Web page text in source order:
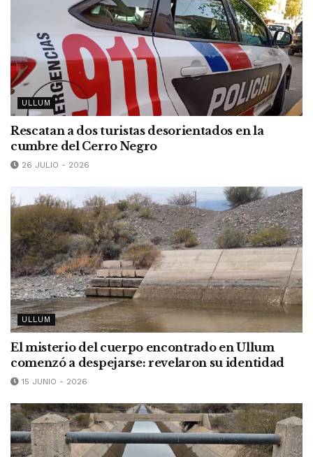
ULLUM
Rescatan a dos turistas desorientados en la
cumbre del Cerro Negro
26 JULIO - 2026
ULLUM
El misterio del cuerpo encontrado en Ullum
comenzó a despejarse: revelaron su identidad
15 JUNIO - 2026